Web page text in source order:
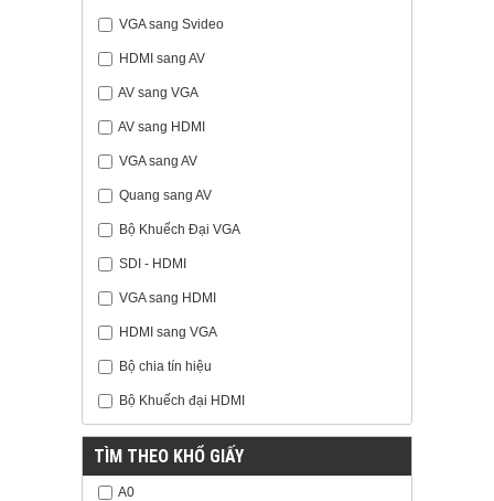
VGA sang Svideo
HDMI sang AV
AV sang VGA
AV sang HDMI
VGA sang AV
Quang sang AV
Bộ Khuếch Đại VGA
SDI - HDMI
VGA sang HDMI
HDMI sang VGA
Bộ chia tín hiệu
Bộ Khuếch đại HDMI
TÌM THEO KHỔ GIẤY
A0